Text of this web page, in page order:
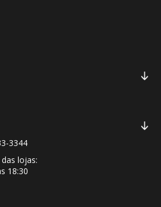
3344
lojas:
18:30